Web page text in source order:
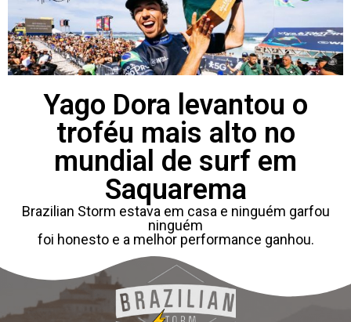
Yago Dora levantou o
troféu mais alto no
mundial de surf em
Saquarema
Brazilian Storm estava em casa e ninguém garfou
ninguém
foi honesto e a melhor performance ganhou.